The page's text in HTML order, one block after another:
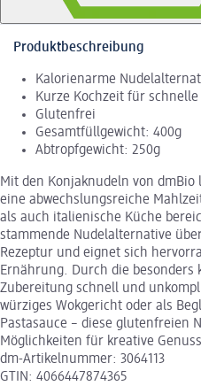
Produktbeschreibung
Kalorienarme
Kurze Kochzeit für
Glutenfrei
Gesamtfüllgewicht: 400g
Abtropfgewicht: 250g
Mit den Konjaknudeln von
eine abwechslungsreiche
als auch italienische Küche
stammende Nudelalternative
Rezeptur und eignet sich
Ernährung. Durch die besonders
Zubereitung schnell und
würziges Wokgericht oder als
Pastasauce – diese glutenfreien
Möglichkeiten für kreative
dm-Artikelnummer: 3064113
GTIN: 4066447874365